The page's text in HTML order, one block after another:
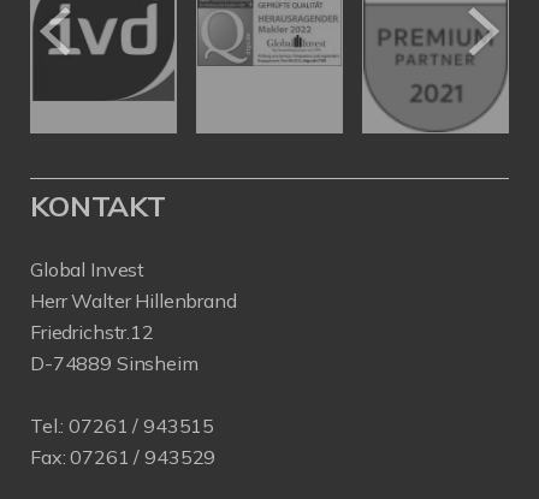
KONTAKT
Global Invest
Herr Walter Hillenbrand
Friedrichstr.12
D-74889 Sinsheim
Tel.:07261 / 943515
Fax: 07261 / 943529